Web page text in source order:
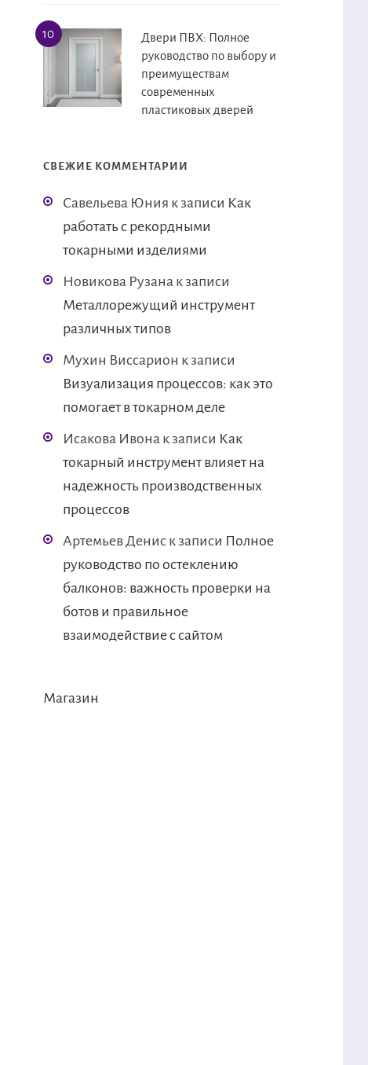
Двери ПВХ: Полное
руководство по выбору и
преимуществам
современных
пластиковых дверей
СВЕЖИЕ КОММЕНТАРИИ
Савельева Юния к записи Как
работать с рекордными
токарными изделиями
Новикова Рузана к записи
Металлорежущий инструмент
различных типов
Мухин Виссарион к записи
Визуализация процессов: как это
помогает в токарном деле
Исакова Ивона к записи Как
токарный инструмент влияет на
надежность производственных
процессов
Артемьев Дениск записи Полное
руководство по остеклению
балконов: важность проверки на
ботов и правильное
взаимодействие с сайтом
Магазин